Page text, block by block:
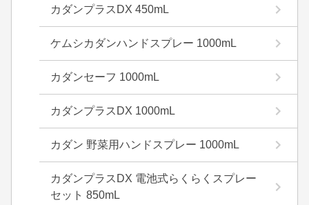
カダンプラスDX 450mL
ケムシカダンハンドスプレー 1000mL
カダンセーフ 1000mL
カダンプラスDX 1000mL
カダン 野菜用ハンドスプレー 1000mL
カダンプラスDX 電池式らくらくスプレー
セット 850mL